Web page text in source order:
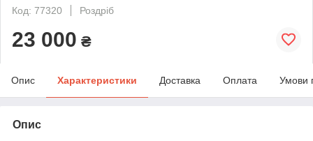
Код: 77320
Роздріб
23 000 ₴
Опис Характеристики Доставка Оплата Умови
Опис